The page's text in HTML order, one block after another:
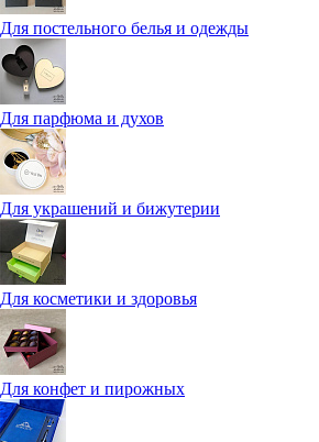
Для постельного белья и одежды
Для парфюма и духов
Для украшений и бижутерии
Для косметики и здоровья
Для конфет и пирожных